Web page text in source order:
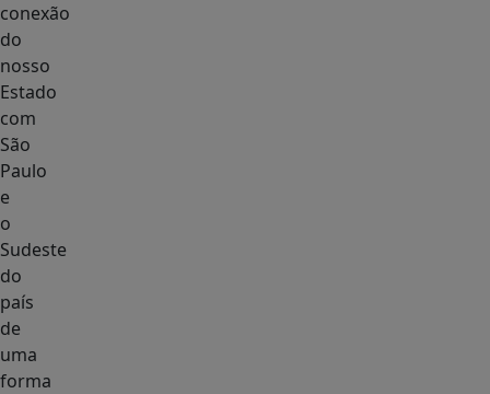
conexão
do
nosso
Estado
com
São
Paulo
e
o
Sudeste
do
país
de
uma
forma